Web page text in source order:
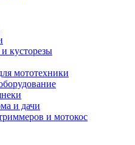
кусторезы
мототехники
и дачи
и мотокос